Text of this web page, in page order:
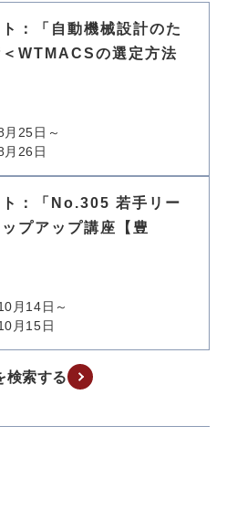
：「自動機械設計のた
WTMACSの選定方法
月25日～
月26日
：「No.305 若手リー
プアップ講座【豊
月14日～
月15日
検索する